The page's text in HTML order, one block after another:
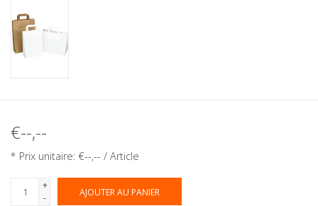
Catalogue: boîtes de luxe
€--,--
* Prix unitaire: €--,-- / Article
+
-
AJOUTER AU PANIER